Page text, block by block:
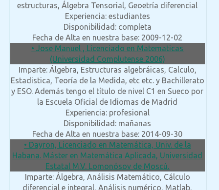
estructuras, Álgebra Tensorial, Geoetría diferencial
Experiencia: estudiantes
Disponibilidad: completa
Fecha de Alta en nuestra base: 2009-12-02
• Jose Manuel , Licenciado en Matematicas
(Universidad Complutense 2006)
Imparte: Álgebra, Estructuras algebráicas, Calculo,
Estadistica, Teoría de la Medida, etc etc. y Bachillerato
y ESO. Además tengo el título de nivel C1 en Sueco por
la Escuela Oficial de Idiomas de Madrid
Experiencia: profesional
Disponibilidad: mañanas
Fecha de Alta en nuestra base: 2014-09-30
• Dayron, Licenciado en Matemática, Univ. de la
Habana. Máster en Matemática Aplicada, Universidad
Estatal M.V. Lomonósov de Moscú.
Imparte: Álgebra, Análisis Matemático, Cálculo
diferencial e integral, Análisis numérico, Matlab,